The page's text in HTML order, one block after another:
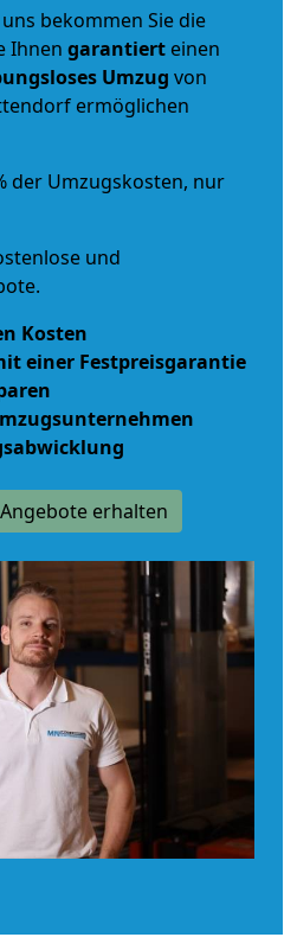
bekommen Sie die
Ihnen garantiert einen
Umzug von
ermöglichen
der Umzugskosten, nur
und
Kosten
einer Festpreisgarantie
erhalten